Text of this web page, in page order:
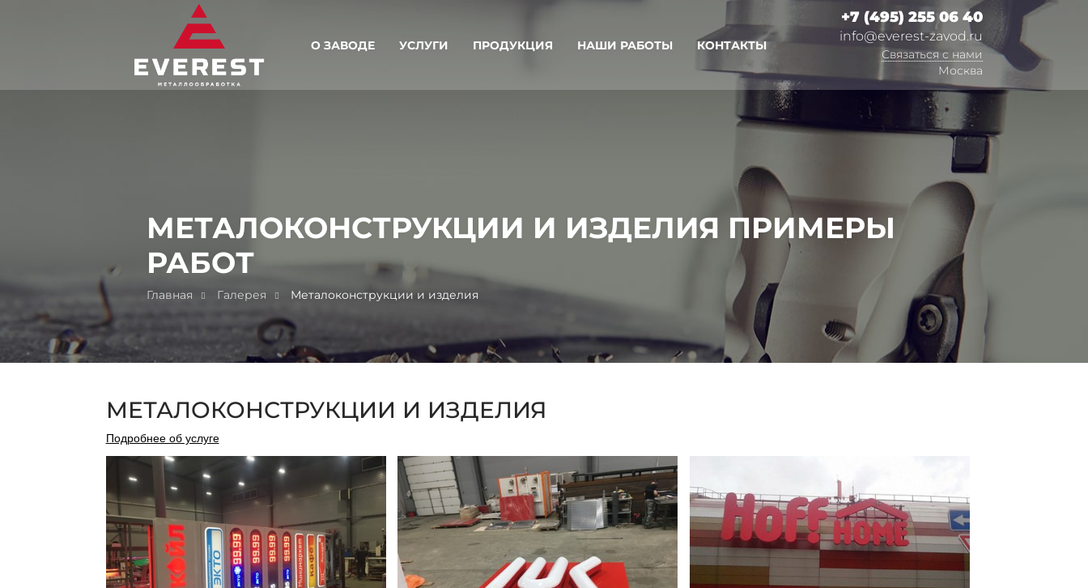
О ЗАВОДЕ УСЛУГИ ПРОДУКЦИЯ НАШИ РАБОТЫ КОНТАКТЫ
+7 (495) 255 06 40
info@everest-zavod.ru
Связаться с нами
Москва
МЕТАЛОКОНСТРУКЦИИ И ИЗДЕЛИЯ ПРИМЕРЫ
РАБОТ
Главная Галерея Металоконструкции и изделия
МЕТАЛОКОНСТРУКЦИИ И ИЗДЕЛИЯ
Подробнее об услуге